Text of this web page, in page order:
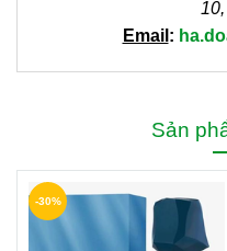
Email :
Sản
-30%